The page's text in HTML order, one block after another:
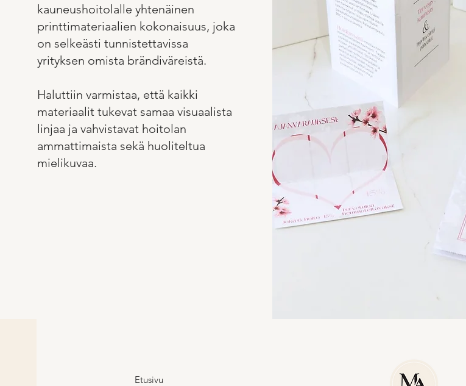
kauneushoitolalle yhtenäinen
printtimateriaalien kokonaisuus, joka
on selkeästi tunnistettavissa
yrityksen omista brändiväreistä.
Haluttiin varmistaa, että kaikki
materiaalit tukevat samaa visuaalista
linjaa ja vahvistavat hoitolan
ammattimaista sekä huoliteltua
mielikuvaa.
Etusivu